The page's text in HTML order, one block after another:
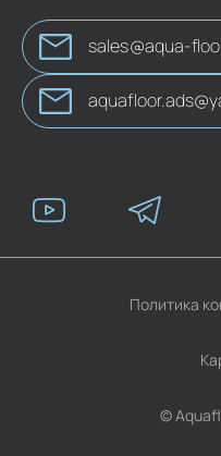
sales@aqua-
©
Политика